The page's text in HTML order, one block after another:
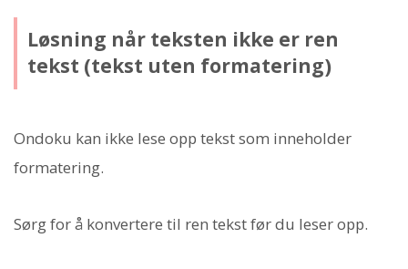
Løsning når teksten ikke er ren
tekst (tekst uten formatering)
Ondoku kan ikke lese opp tekst som inneholder
formatering.
Sørg for å konvertere til ren tekst før du leser opp.